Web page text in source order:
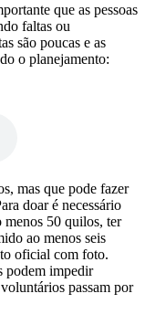
que as pessoas
faltas ou
são poucas e as
o planejamento:
mas que pode fazer
doar é necessário
menos 50 quilos, ter
ao menos seis
oficial com foto.
podem impedir
passam por